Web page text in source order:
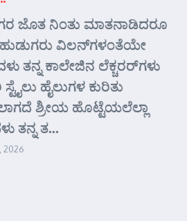
ಜೊತ ನಿಂತು ಮಾತನಾಡಿದರೂ
ಹುಡುಗರು ವಿಲನ್‌ಗಳಂತೆಯೇ
ತನ್ನ ಕಾಲೇಜಿನ ಲೆಕ್ಚರರ್‌ಗಳು
ಹೈಲುಗಳ ಕುರಿತು
ಶ್ರೀಯ ಹೊಟ್ಟೆಯಲೆಲ್ಲಾ
ತನ್ನ ತ...
2026